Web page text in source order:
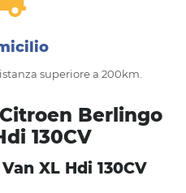
superiore a 200km.
Berlingo
130CV
XL Hdi 130CV